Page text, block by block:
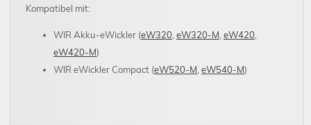
Kompatibel mit:
WIR Akku-eWickler (eW320 eW320-M eW420
eW420-M)
WIR eWickler Compact (eW520-M eW540-M)